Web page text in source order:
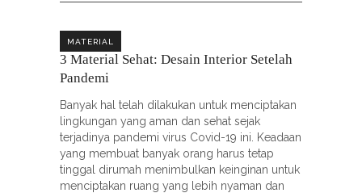
MATERIAL
3 Material Sehat: Desain Interior Setelah
Pandemi
Banyak hal telah dilakukan untuk menciptakan
lingkungan yang aman dan sehat sejak
terjadinya pandemi virus Covid-19 ini. Keadaan
yang membuat banyak orang harus tetap
tinggal dirumah menimbulkan keinginan untuk
menciptakan ruang yang lebih nyaman dan